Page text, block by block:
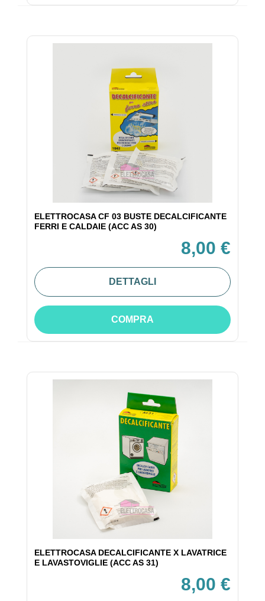
ELETTROCASA CF 03 BUSTE DECALCIFICANTE
FERRI E CALDAIE (ACC AS 30)
8,00 €
DETTAGLI
COMPRA
ELETTROCASA DECALCIFICANTE X LAVATRICE
E LAVASTOVIGLIE (ACC AS 31)
8,00 €